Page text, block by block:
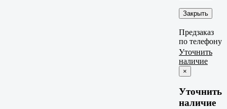
Закрыть
Предзаказ
по телефону
Уточнить
наличие
×
Уточнить
наличие